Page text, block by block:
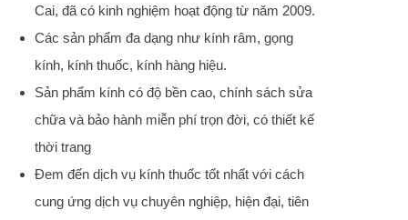
Cai, đã có kinh nghiệm hoạt động từ năm 2009.
Các sản phẩm đa dạng như kính râm, gọng
kính, kính thuốc, kính hàng hiệu.
Sản phẩm kính có độ bền cao, chính sách sửa
chữa và bảo hành miễn phí trọn đời, có thiết kế
thời trang
Đem đến dịch vụ kính thuốc tốt nhất với cách
cung ứng dịch vụ chuyên nghiệp, hiện đại, tiên